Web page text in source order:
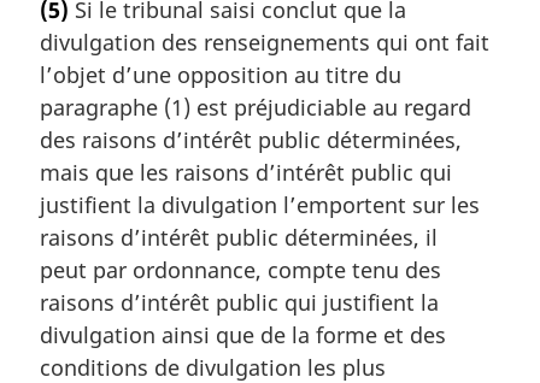
:t
e
m
r
g
i
n
a
e
:
(5) Si le tribunal saisi conclut que la
divulgation des renseignements qui ont fait
l’objet d’une opposition au titre du
paragraphe (1) est préjudiciable au regard
des raisons d’intérêt public déterminées,
mais que les raisons d’intérêt public qui
justifient la divulgation l’emportent sur les
raisons d’intérêt public déterminées, il
peut par ordonnance, compte tenu des
raisons d’intérêt public qui justifient la
divulgation ainsi que de la forme et des
conditions de divulgation les plus